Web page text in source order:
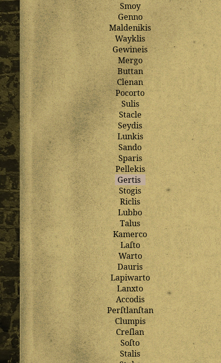
Smoy
Genno
Maldenikis
Wayklis
Gewineis
Mergo
Buttan
Clenan
Pocorto
Sulis
Stacle
Seydis
Lunkis
Sando
Sparis
Pellekis
Gertis
Stogis
Riclis
Lubbo
Talus
Kamerco
Laſto
Warto
Dauris
Lapiwarto
Lanxto
Accodis
Perſtlanſtan
Clumpis
Creſlan
Soſto
Stalis